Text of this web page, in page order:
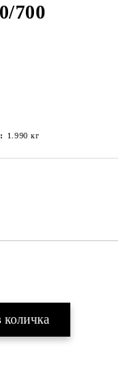
700
1.990 кг